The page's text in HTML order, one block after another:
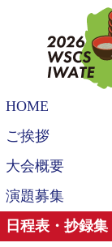
HOME
ご挨拶
大会概要
演題募集
日程表・抄録集